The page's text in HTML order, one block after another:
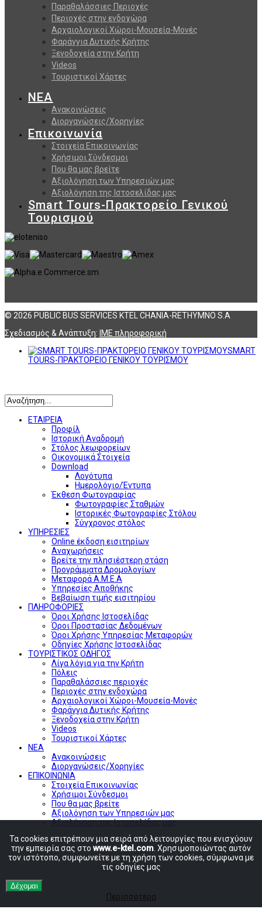
Παραθαλάσσιες Περιοχές
Περιοχές στην ενδοχώρα
Αρχαιολογικοί Χώροι-Μουσεία-Μονές
Φαράγγια Δυτικής Κρήτης
Ξενοδοχεία στην Κρήτη
Videos
Τουριστικοί Χάρτες
ΝΕΑ
Ανακοινώσεις
Διοργανώσεις/Χορηγίες
Επικοινωνία
Στοιχεία Επικοινωνίας
Χρήσιμοι Σύνδεσμοι
Που θα μας βρείτε
Αξιολόγηση των Υπηρεσιών μας
Αξιολόγηση της Ιστοσελίδας μας
Smart Tours-Πρακτορείο Γενικού
Τουρισμού
© 2026 PUBLIC BUS SERVICES KTEL CHANIA-RETHYMNO S.A
Σχεδιασμός & Ανάπτυξη: ΙΜΕ πληροφορική
SMART
TOURS-ΠΡΑΚΤΟΡΕΙΟ ΓΕΝΙΚΟΥ ΤΟΥΡΙΣΜΟΥ
ΕΤΑΙΡΕΙΑ
Προφίλ
Ιστορική Αναδρομή
Στόλος λεωφορείων
Οικονομικά Στοιχεία
Download
Λογότυπα
Ημερολόγιο/Έντυπα
Έκθεση Φωτογραφίας
Φωτογραφίες Σταθμών
Ιστορικές Φωτογραφίες Στόλου
Σύγχρονος στόλος
ΥΠΗΡΕΣΙΕΣ
Online έκδοση εισιτηρίων
Αναχωρήσεις
Βρείτε την πλησιέστερη στάση
Προγράμματα Δρομολογίων
Μεταφορά Α.Μ.Ε.Α
Υπηρεσίες Αποθήκης
Βεβαίωση τιμής εισιτηρίου
ΠΛΗΡΟΦΟΡΙΕΣ
Όροι Χρήσης Ιστοσελίδας
Όροι Προστασίας Δεδομένων
Όροι Χρήσης Υπηρεσίας Μεταφορών
Οδηγίες Χρήσης Ιστοσελίδας
ΤΟΥΡΙΣΤΙΚΟΣ ΟΔΗΓΟΣ
Λίγα λόγια για την Κρήτη
Πόλεις
Παραθαλάσσιες περιοχές
Περιοχές στην ενδοχώρα
Αρχαιολογικοί Χώροι-Μουσεία-Μονές
Φαράγγια Δυτικής Κρήτης
Ξενοδοχεία στην Κρήτη
Videos
Τουριστικοί Χάρτες
ΝΕΑ
Ανακοινώσεις
Διοργανώσεις/Χορηγίες
ΕΠΙΚΟΙΝΩΝΙΑ
Στοιχεία Επικοινωνίας
Χρήσιμοι Σύνδεσμοι
Που θα μας βρείτε
Αξιολόγηση των Υπηρεσιών μας
Αξιολόγηση της Ιστοσελίδας μας
Τα cookies επιτρέπουν μια σειρά από λειτουργίες που ενισχύουν
την εμπειρία σας στο www.e-ktel.com . Χρησιμοποιώντας αυτόν
τον ιστότοπο, συμφωνείτε με τη χρήση των cookies, σύμφωνα με
τις οδηγίες μας
Δέχομαι
Περισσότερα